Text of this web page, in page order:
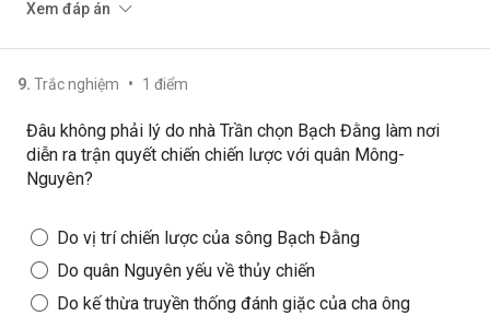
Xem đáp án
9. Trắc nghiệm • 1 điểm
Đâu không phải lý do nhà Trần chọn Bạch Đằng làm nơi
diễn ra trận quyết chiến chiến lược với quân Mông-
Nguyên?
Do vị trí chiến lược của sông Bạch Đằng
Do quân Nguyên yếu về thủy chiến
Do kế thừa truyền thống đánh giặc của cha ông